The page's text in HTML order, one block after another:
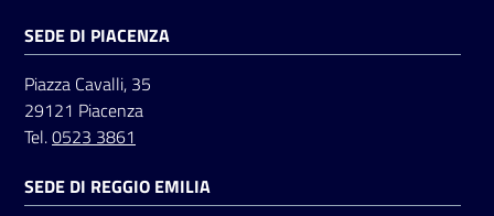
SEDE DI PIACENZA
Piazza Cavalli, 35
29121 Piacenza
Tel.0523 3861
SEDE DI REGGIO EMILIA